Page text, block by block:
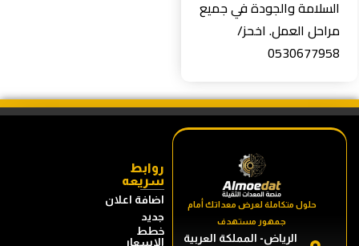
السلامة والجودة في جميع
مراحل العمل. اخحز/
0530677958
حلول متكاملة لعرض معداتك أمام
جمهور مستهدف
الرياض- المملكة العربية
روابط
سريعه
اضافة اعلان
جديد
خطط
الاسعار